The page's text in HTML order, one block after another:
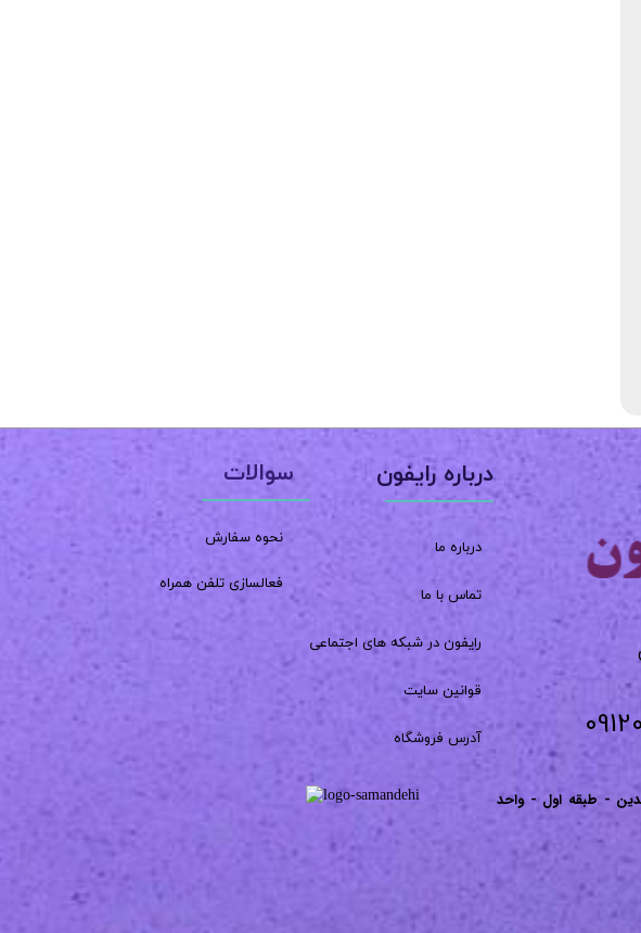
- طبقه اول - واحد
سوالات
نحوه سفارش
فعالسازی تلفن همراه
درباره رایفون
درباره ما
تماس با ما
رایفون در شبکه های اجتماعی
قوانین سایت
آدرس فروشگاه